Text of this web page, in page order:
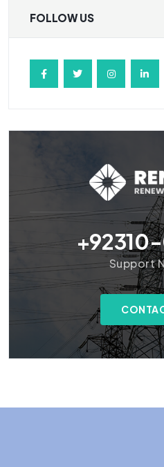
FOLLOW US
+92310-
Support